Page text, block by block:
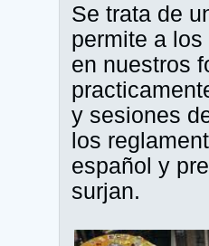
Se trata de
permite a
en nuestros
y sesiones
los
español y
surjan.